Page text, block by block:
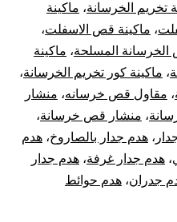
تخريم الخرسانة، ماكينة
، ماكينة قص الاسفلت،
الخرسانة المسلحة، ماكينة
، ماكينة كور تخريم الخرسانة،
، مقاول قص خرسانه، منشار
، منشار قص خرسانة،
، هدم جدار بالصاروخ، هدم
، هدم جدار غرفة، هدم جدار
جدران، هدم حوائط